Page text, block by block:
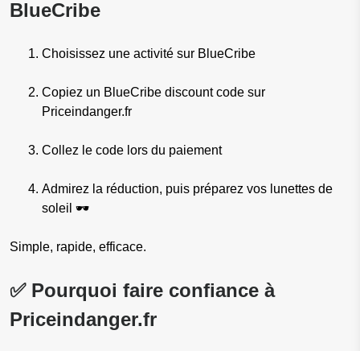
BlueCribe
Choisissez une activité sur BlueCribe
Copiez un BlueCribe discount code sur
Priceindanger.fr
Collez le code lors du paiement
Admirez la réduction, puis préparez vos lunettes de
soleil 🕶️
Simple, rapide, efficace.
✅ Pourquoi faire confiance à
Priceindanger.fr